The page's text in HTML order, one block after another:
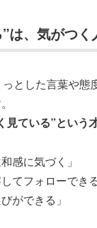
は、気がつく
とした言葉や態
見ている”という
感に気づく」
てフォローできる
ができる」